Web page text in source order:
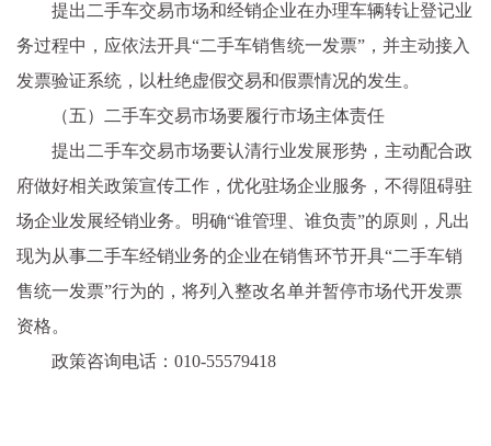
提出二手车交易市场和经销企业在办理车辆转让登记业
务过程中，应依法开具“二手车销售统一发票”，并主动接入
发票验证系统，以杜绝虚假交易和假票情况的发生。
（五）二手车交易市场要履行市场主体责任
提出二手车交易市场要认清行业发展形势，主动配合政
府做好相关政策宣传工作，优化驻场企业服务，不得阻碍驻
场企业发展经销业务。明确“谁管理、谁负责”的原则，凡出
现为从事二手车经销业务的企业在销售环节开具“二手车销
售统一发票”行为的，将列入整改名单并暂停市场代开发票
资格。
政策咨询电话：010-55579418